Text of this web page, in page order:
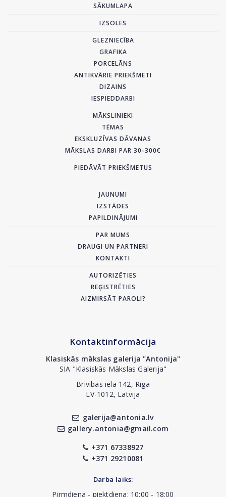
SĀKUMLAPA
IZSOLES
GLEZNIECĪBA
GRAFIKA
PORCELĀNS
ANTIKVĀRIE PRIEKŠMETI
DIZAINS
IESPIEDDARBI
MĀKSLINIEKI
TĒMAS
EKSKLUZĪVAS DĀVANAS
MĀKSLAS DARBI PAR 30-300€
PIEDĀVĀT PRIEKŠMETUS
JAUNUMI
IZSTĀDES
PAPILDINĀJUMI
PAR MUMS
DRAUGI UN PARTNERI
KONTAKTI
AUTORIZĒTIES
REĢISTRĒTIES
AIZMIRSĀT PAROLI?
Kontaktinformācija
Klasiskās mākslas galerija "Antonija"
SIA "Klasiskās Mākslas Galerija"
Brīvības iela 142, Rīga
LV-1012, Latvija
galerija@antonia.lv
gallery.antonia@gmail.com
+371 67338927
+371 29210081
Darba laiks:
Pirmdiena - piektdiena: 10:00 - 18:00